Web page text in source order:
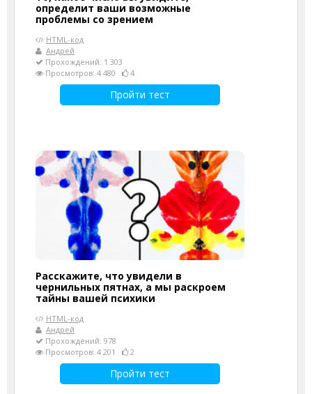
определит ваши возможные
проблемы со зрением
HTML-код
Андрей
Прохождений: 1 303
Просмотров: 4 480
4
Пройти тест
Расскажите, что увидели в
чернильных пятнах, а мы раскроем
тайны вашей психики
HTML-код
Андрей
Прохождений: 978
Просмотров: 4 201
2
Пройти тест